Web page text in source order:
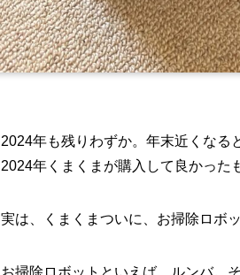
2024年も残りわずか。年末近くなる
2024年くまくまが購入して良かった
実は、くまくまついに、お掃除ロボ
お掃除ロボットといえば、ルンバ。